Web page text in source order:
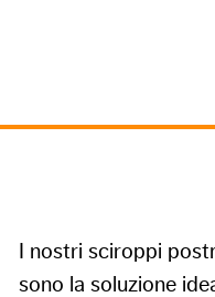
I nostri sciroppi
sono la soluzione